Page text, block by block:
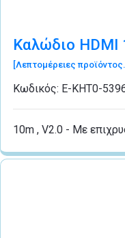
Καλώδιο HDMI
[Λεπτομέρειες
Κωδικός: Ε-ΚΗΤ0-
10m , V2.0 - Με